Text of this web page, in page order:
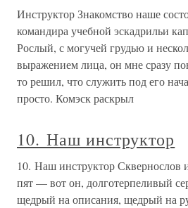
Инструктор Знакомство наше
командира учебной эскадрильи
Рослый, с могучей грудью и
выражением лица, он мне сразу
то решил, что служить под его
просто. Комэск раскрыл
10. Наш инструктор
10. Наш инструктор Сквернослов
пят — вот он, долготерпеливый
щедрый на описания, щедрый на